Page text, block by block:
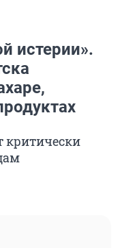
истерии».
критически